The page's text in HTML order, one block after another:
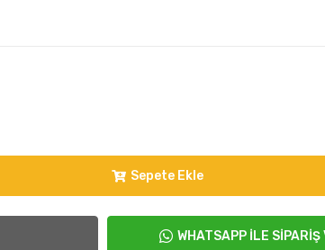
Sepete Ekle
WHATSAPP İLE SİPARİŞ